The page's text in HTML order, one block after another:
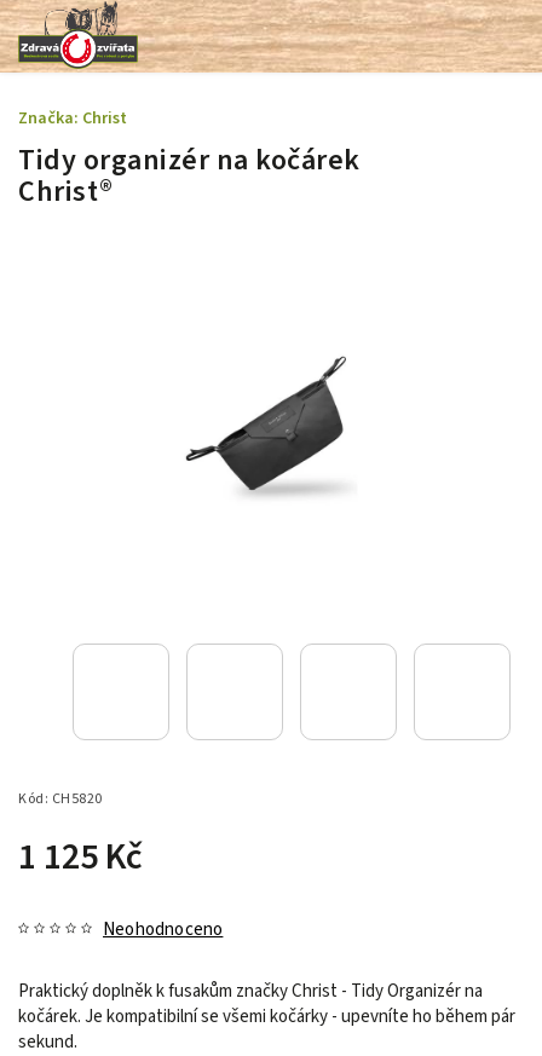
Tidy organizér na kočárek
Christ®
Kód: CH5820
1 125 Kč
Neohodnoceno
Praktický doplněk k fusakům značky Christ - Tidy Organizér na
kočárek. Je kompatibilní se všemi kočárky - upevníte ho během pár
sekund.
Značka: Christ